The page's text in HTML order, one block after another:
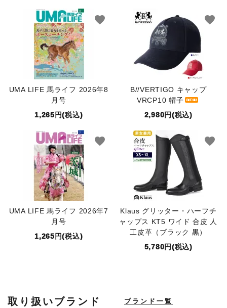
UMA LIFE 馬ライフ 2026年8
月号
1,265円(税込)
favorite
B//VERTIGO キャップ
VRCP10 帽子
2,980円(税込)
favorite
UMA LIFE 馬ライフ 2026年7
月号
1,265円(税込)
favorite
Klaus グリッター・ハーフチ
ャップス KT5 ワイド 合皮 人
工皮革（ブラック 黒）
5,780円(税込)
favorite
取り扱いブランド ブランド一覧